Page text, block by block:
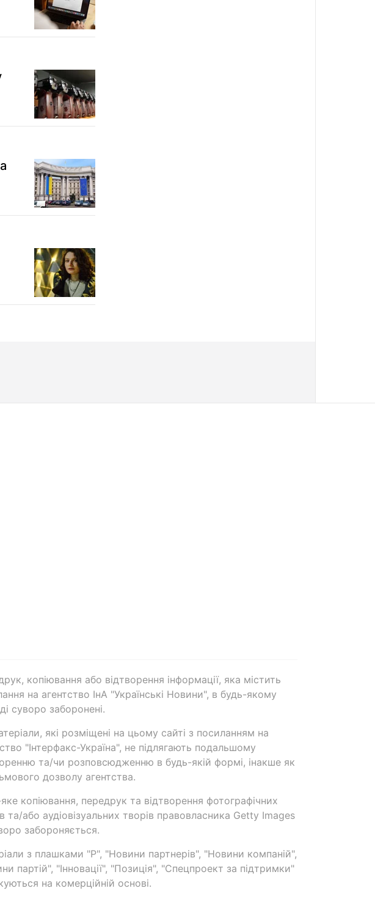
копіювання або відтворення інформації, яка містить
на агентство ІнА "Українські Новини", в будь-якому
суворо заборонені.
які розміщені на цьому сайті з посиланням на
"Інтерфакс-Україна", не підлягають подальшому
та/чи розповсюдженню в будь-якій формі, інакше як
дозволу агентства.
копіювання, передрук та відтворення фотографічних
та/або аудіовізуальних творів правовласника Getty Images
забороняється.
з плашками "Р", "Новини партнерів", "Новини компаній",
партій", "Інновації", "Позиція", "Спецпроект за підтримки"
на комерційній основі.